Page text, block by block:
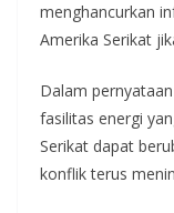
menghancurkan
Amerika Serikat
Dalam
fasilitas energi
Serikat dapat
konflik terus